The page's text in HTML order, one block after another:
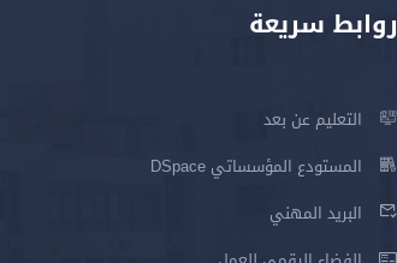
روابط سريعة
التعليم عن بعد
المستودع المؤسساتي DSpace
البريد المهني